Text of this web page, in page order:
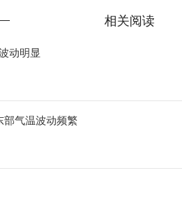
相关阅读
动明显
气温波动频繁